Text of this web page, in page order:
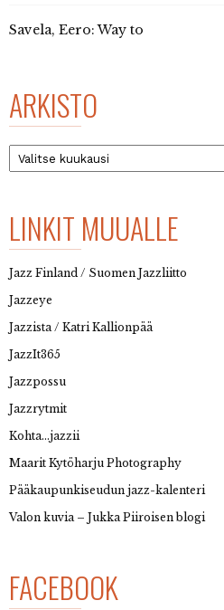
Savela, Eero: Way to
ARKISTO
Arkisto
LINKIT MUUALLE
Jazz Finland / Suomen Jazzliitto
Jazzeye
Jazzista / Katri Kallionpää
JazzIt365
Jazzpossu
Jazzrytmit
Kohta…jazzii
Maarit Kytöharju Photography
Pääkaupunkiseudun jazz-kalenteri
Valon kuvia – Jukka Piiroisen blogi
FACEBOOK